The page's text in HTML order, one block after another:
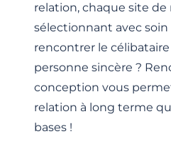
relation, chaque site
sélectionnant avec soin
rencontrer le
personne sincère ?
conception vous
relation à long terme
bases !